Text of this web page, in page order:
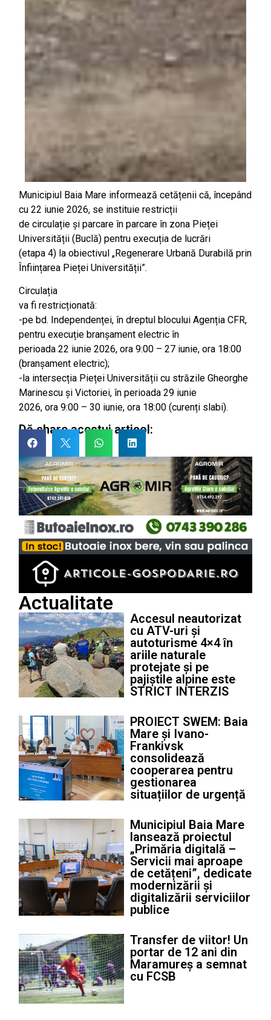
Municipiul Baia Mare informează cetățenii că, începând
cu 22 iunie 2026, se instituie restricții
de circulație și parcare în parcare în zona Pieței
Universității (Buclă) pentru execuția de lucrări
(etapa 4) la obiectivul „Regenerare Urbană Durabilă prin
Înființarea Pieței Universității”.
Circulația
va fi restricționată:
-pe bd. Independenței, în dreptul blocului Agenția CFR,
pentru execuție branșament electric în
perioada 22 iunie 2026, ora 9:00 – 27 iunie, ora 18:00
(branșament electric);
-la intersecția Pieței Universității cu străzile Gheorghe
Marinescu și Victoriei, în perioada 29 iunie
2026, ora 9:00 – 30 iunie, ora 18:00 (curenți slabi).
Dă share acestui articol:
Actualitate
Accesul neautorizat
cu ATV-uri și
autoturisme 4×4 în
ariile naturale
protejate și pe
pajiștile alpine este
STRICT INTERZIS
PROIECT SWEM: Baia
Mare și Ivano-
Frankivsk
consolidează
cooperarea pentru
gestionarea
situațiilor de urgență
Municipiul Baia Mare
lansează proiectul
„Primăria digitală –
Servicii mai aproape
de cetățeni”, dedicate
modernizării și
digitalizării serviciilor
publice
Transfer de viitor! Un
portar de 12 ani din
Maramureș a semnat
cu FCSB